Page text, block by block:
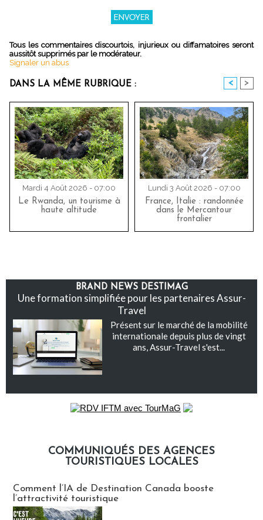
Tous les commentaires discourtois, injurieux ou diffamatoires seront
aussitôt supprimés par le modérateur.
Signaler un abus
DANS LA MÊME RUBRIQUE : < >
Mardi 4 Août 2026 - 07:00
Le Rwanda, un tourisme à
haute altitude
Lundi 3 Août 2026 - 07:00
France, Italie : randonnée
dans le Mercantour
frontalier
BRAND NEWS DESTIMAG
Une formation simplifiée pour les partenaires Assur-
Travel
Présent sur le marché de la mobilité
internationale depuis plus de vingt
ans, Assur-Travel s'est...
COMMUNIQUÉS DES AGENCES
TOURISTIQUES LOCALES
Comment l’IA de Destination Canada booste
l’attractivité touristique